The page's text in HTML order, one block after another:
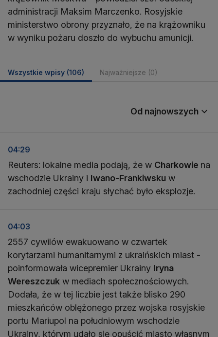
administracji Maksim Marczenko. Rosyjskie
ministerstwo obrony przyznało, że na krążowniku
w wyniku pożaru doszło do wybuchu amunicji.
Wszystkie wpisy (106) Najważniejsze (0)
Od najnowszych
04:29
Reuters: lokalne media podają, że w Charkowie na
wschodzie Ukrainy i Iwano-Frankiwsku w
zachodniej części kraju słychać było eksplozje.
04:03
2557 cywilów ewakuowano w czwartek
korytarzami humanitarnymi z ukraińskich miast -
poinformowała wicepremier Ukrainy Iryna
Wereszczuk w mediach społecznościowych.
Dodała, że w tej liczbie jest także blisko 290
mieszkańców oblężonego przez wojska rosyjskie
portu Mariupol na południowym wschodzie
Ukrainy, którym udało się opuścić miasto własnym